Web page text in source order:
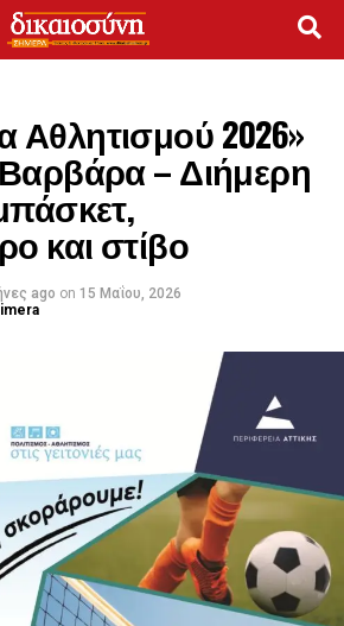
Αθλητισμού 2026»
– Διήμερη
και στίβο
ago on 15 Μαΐου, 2026